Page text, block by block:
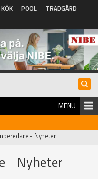
KÖK POOL
TRÄDGÅRD
MENU
- Nyheter
- Nyheter